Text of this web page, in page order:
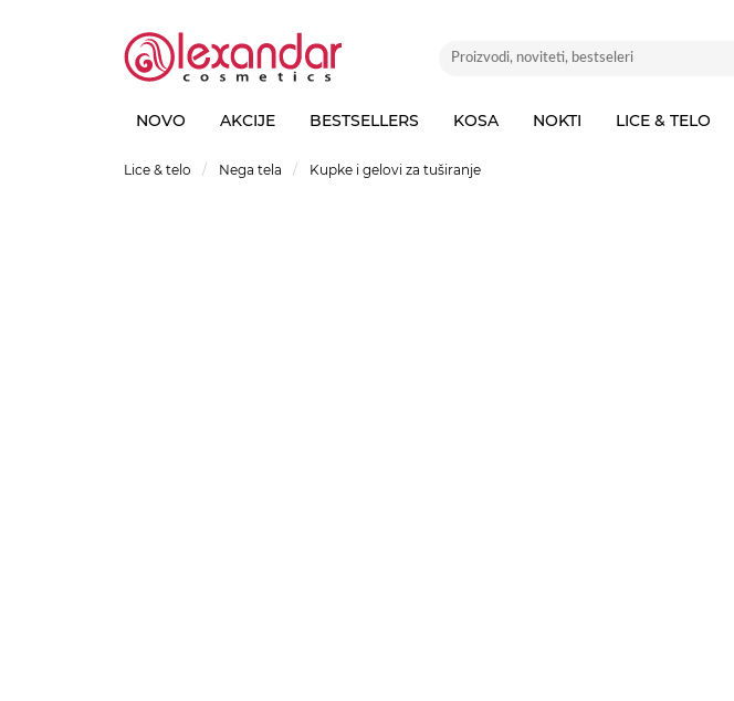
NOVO AKCIJE BESTSELLERS KOSA NOKTI LICE & TELO
Lice & telo Nega tela Kupke i gelovi za tuširanje